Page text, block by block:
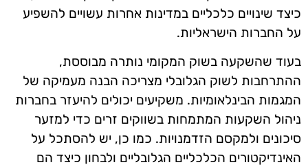
כיצד שינויים כלכליים במדינות אחרות עשויים להשפיע
על החברות הישראליות.
בעוד שהשקעה בשוק המקומי נותרה מבוססת,
ההתרחבות לשוק הגלובלי מצריכה הבנה מעמיקה של
המגמות הבינלאומיות. משקיעים יכולים להיעזר בחברות
ניהול השקעות המתמחות בשווקים זרים כדי למזער
סיכונים ולמקסם הזדמנויות. כמו כן, יש להסתכל על
האינדיקטורים הכלכליים הגלובליים ולבחון כיצד הם